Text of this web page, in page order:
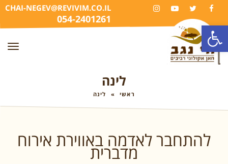
פתח סרגל נגישות
CHAI-NEGEV@REVIVIM.CO.IL
054-2401261
לינה
ראשי » לינה
להתחבר לאדמה באווירת אירוח
מדברית